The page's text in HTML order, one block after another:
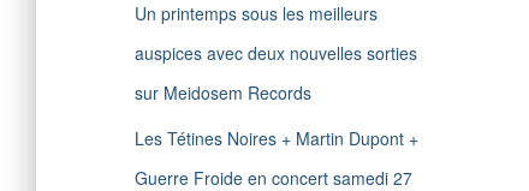
Un printemps sous les meilleurs
auspices avec deux nouvelles sorties
sur Meidosem Records
Les Tétines Noires + Martin Dupont +
Guerre Froide en concert samedi 27